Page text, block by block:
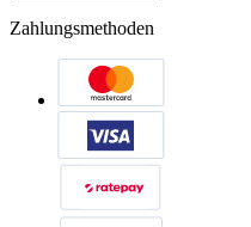
Zahlungsmethoden